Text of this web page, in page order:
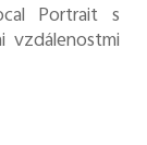
Portrait s
vzdálenostmi